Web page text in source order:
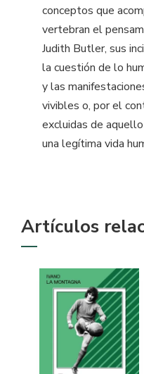
conceptos que
vertebran el
Judith Butler, sus
la cuestión de lo
y las
vivibles o, por el
excluidas de
una legítima vida
Artículos